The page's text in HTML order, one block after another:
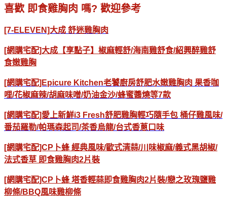
喜歡 即食雞胸肉 嗎? 歡迎參考
[7-ELEVEN]大成 舒迷雞胸肉
[網購宅配]大成【享點子】椒麻輕舒/海南雞舒食/紹興醉雞舒
食嫩雞胸
[網購宅配]Epicure Kitchen老饕廚房舒肥水嫩雞胸肉 果香咖
哩/花椒麻辣/胡麻味噌/奶油金沙/蜂蜜醬燒等7款
[網購宅配]愛上新鮮i3 Fresh舒肥雞胸輕巧隨手包 桶仔雞風味/
番茄羅勒/帕瑪森起司/茶香烏龍/台式香蔥口味
[網購宅配]CP卜蜂 經典風味/歐式清蒜/川味椒麻/義式黑胡椒/
法式香草 即食雞胸肉2片裝
[網購宅配]CP卜蜂 塔香輕蒜即食雞胸肉2片裝/戀之玫瑰鹽雞
柳條/BBQ風味雞柳條